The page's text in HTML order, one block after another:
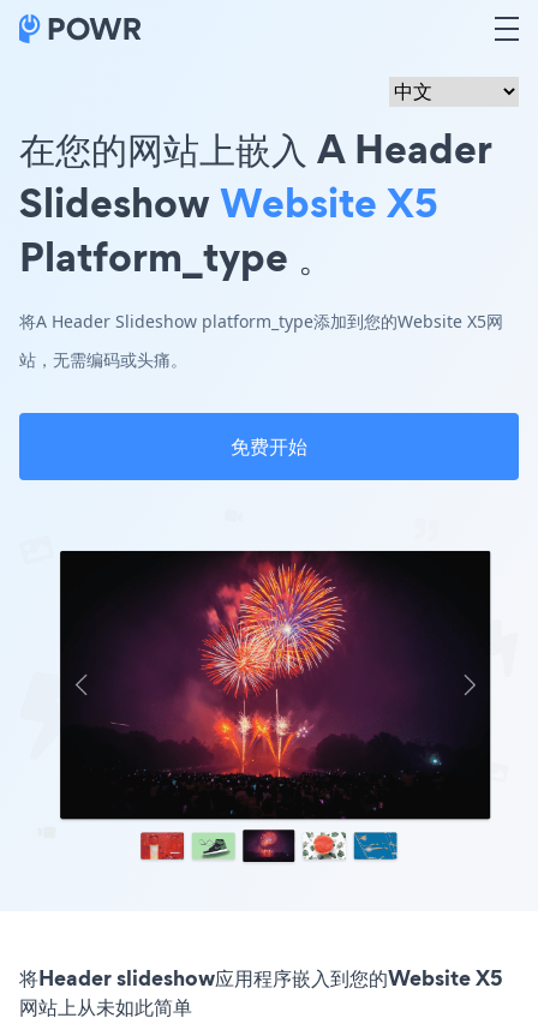
在您的网站上嵌入 A Header
SlideshowWebsite X5
Platform_type 。
将A Header Slideshow platform_type添加到您的Website X5网
站，无需编码或头痛。
免费开始
将Header slideshow应用程序嵌入到您的Website X5
网站上从未如此简单